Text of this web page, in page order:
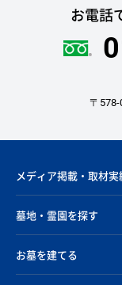
お電話
〒
メディア掲載・取材実
墓地・霊園を探す
お墓を建てる